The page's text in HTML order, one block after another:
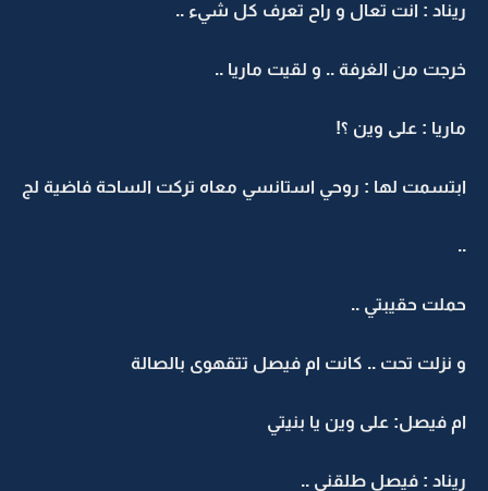
ريناد : انت تعال و راح تعرف كل شيء ..
خرجت من الغرفة .. و لقيت ماريا ..
ماريا : على وين ؟!
ابتسمت لها : روحي استانسي معاه تركت الساحة فاضية لج
..
حملت حقيبتي ..
و نزلت تحت .. كانت ام فيصل تتقهوى بالصالة
ام فيصل: على وين يا بنيتي
ريناد : فيصل طلقني ..